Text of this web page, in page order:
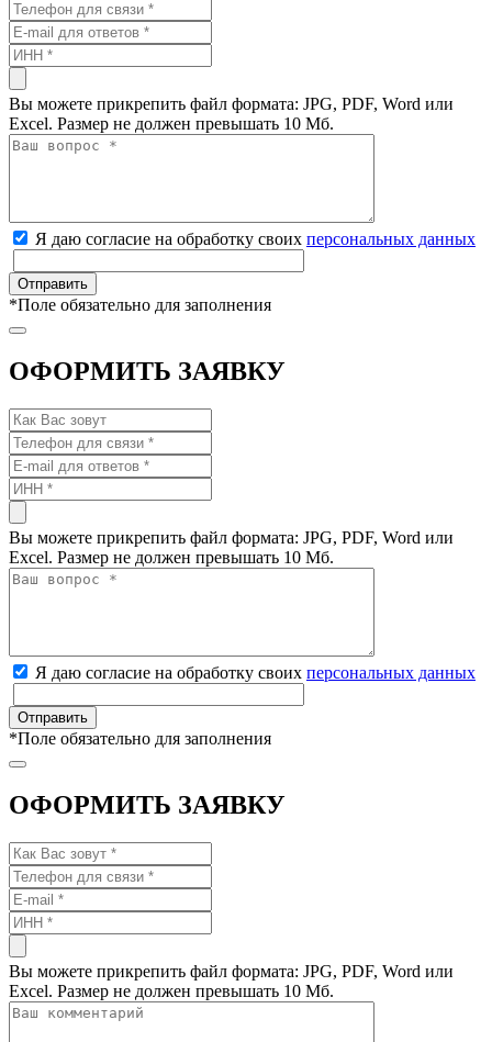
Вы можете прикрепить файл формата: JPG, PDF, Word или
Excel. Размер не должен превышать 10 Мб.
Я даю согласие на обработку своих персональных данных
*Поле обязательно для заполнения
ОФОРМИТЬ ЗАЯВКУ
Вы можете прикрепить файл формата: JPG, PDF, Word или
Excel. Размер не должен превышать 10 Мб.
Я даю согласие на обработку своих персональных данных
*Поле обязательно для заполнения
ОФОРМИТЬ ЗАЯВКУ
Вы можете прикрепить файл формата: JPG, PDF, Word или
Excel. Размер не должен превышать 10 Мб.